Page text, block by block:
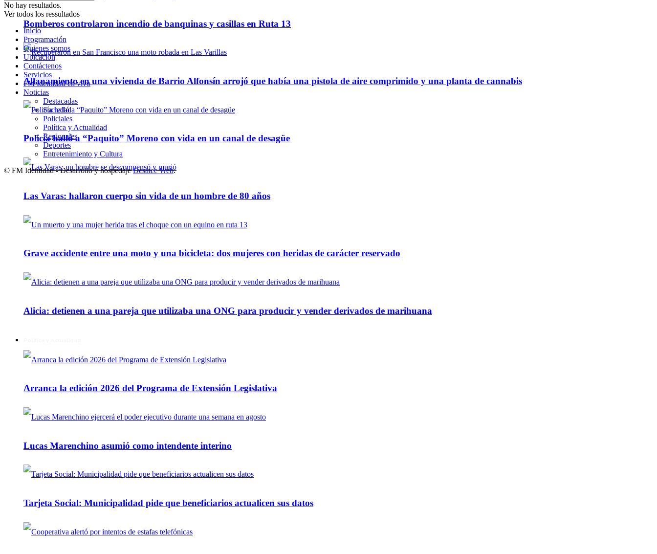
Bomberos controlaron incendio de banquinas y casillas en Ruta 13
Allanamiento en una vivienda de Barrio Alfonsín arrojó que había una pistola de aire comprimido y una planta de cannabis
Policía halló a “Paquito” Moreno con vida en un canal de desagüe
Las Varas: hallaron cuerpo sin vida de un hombre de 80 años
Grave accidente entre una moto y una bicicleta: dos mujeres con heridas de carácter reservado
Alicia: detienen a una pareja que utilizaba una ONG para producir y vender derivados de marihuana
Arranca la edición 2026 del Programa de Extensión Legislativa
Lucas Marenchino asumió como intendente interino
Tarjeta Social: Municipalidad pide que beneficiarios actualicen sus datos
No hay resultados.
Ver todos los ressultados
Inicio
Programación
Quienes somos
Ubicación
Contáctenos
Servicios
FM Identidad en vivo
Noticias
Destacadas
Sociedad
Policiales
Política y Actualidad
Regionales
Deportes
Entretenimiento y Cultura
© FM Identidad - Desarrollo y hospedajeDesatec Web.